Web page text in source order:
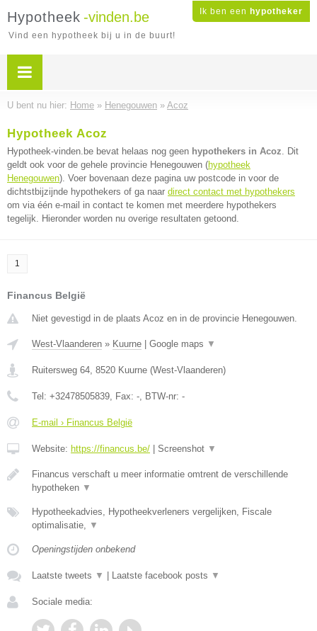
Ik ben een hypotheker
Hypotheek -vinden.be
Vind een hypotheek bij u in de buurt!
U bent nu hier: Home » Henegouwen » Acoz
Hypotheek Acoz
Hypotheek-vinden.be bevat helaas nog geen hypothekers in Acoz. Dit
geldt ook voor de gehele provincie Henegouwen (hypotheek
Henegouwen). Voer bovenaan deze pagina uw postcode in voor de
dichtstbijzijnde hypothekers of ga naar direct contact met hypothekers
om via één e-mail in contact te komen met meerdere hypothekers
tegelijk. Hieronder worden nu overige resultaten getoond.
1
Financus België
Niet gevestigd in de plaats Acoz en in de provincie Henegouwen.
West-Vlaanderen » Kuurne Google maps ▼
Ruitersweg 64, 8520 Kuurne (West-Vlaanderen)
Tel: +32478505839, Fax: -, BTW-nr: -
E-mail › Financus België
Website: https://financus.be/ Screenshot ▼
Financus verschaft u meer informatie omtrent de verschillende
hypotheken ▼
Hypotheekadvies, Hypotheekverleners vergelijken, Fiscale
optimalisatie, ▼
Openingstijden onbekend
Laatste tweets ▼ Laatste facebook posts ▼
Sociale media: